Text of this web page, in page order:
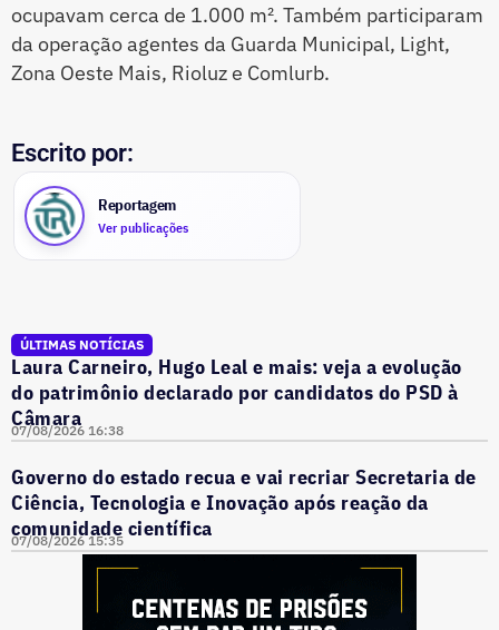
ocupavam cerca de 1.000 m². Também participaram
da operação agentes da Guarda Municipal, Light,
Zona Oeste Mais, Rioluz e Comlurb.
Escrito por:
Reportagem
Ver publicações
ÚLTIMAS NOTÍCIAS
Laura Carneiro, Hugo Leal e mais: veja a evolução
do patrimônio declarado por candidatos do PSD à
Câmara
07/08/2026 16:38
Governo do estado recua e vai recriar Secretaria de
Ciência, Tecnologia e Inovação após reação da
comunidade científica
07/08/2026 15:35